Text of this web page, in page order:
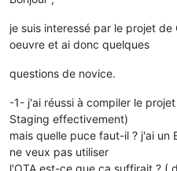
je suis interessé par le projet
oeuvre et ai donc quelques
questions de novice.
-1- j'ai réussi à compiler le
Staging effectivement)
mais quelle puce faut-il ? j'ai un
ne veux pas utiliser
l'OTA est-ce que ca suffirait ? (